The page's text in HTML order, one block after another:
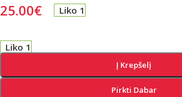
25.00€ Liko 1
Liko 1
Į Krepšelį
Pirkti Dabar